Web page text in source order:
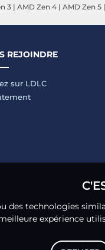
3 | AMD Zen 4 | AMD Zen 5 |
REJOINDRE
sur LDLC
des technologies
expérience